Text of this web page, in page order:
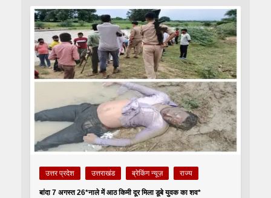
उत्तर प्रदेश उत्तराखंड ब्रेकिंग न्यूज़ राज्य
बांदा 7 अगस्त 26*नाले में आठ किमी दूर मिला डूबे युवक का शव*